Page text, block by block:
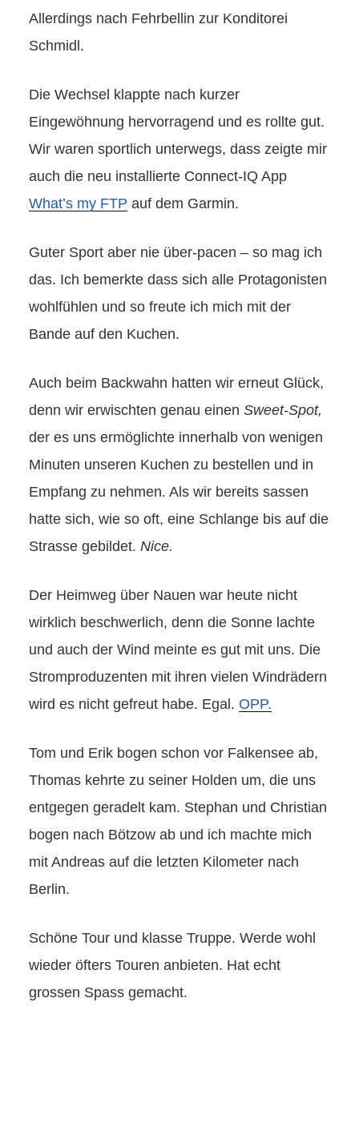
Allerdings nach Fehrbellin zur Konditorei
Schmidl.
Die Wechsel klappte nach kurzer
Eingewöhnung hervorragend und es rollte gut.
Wir waren sportlich unterwegs, dass zeigte mir
auch die neu installierte Connect-IQ App
What’s my FTP auf dem Garmin.
Guter Sport aber nie über-pacen – so mag ich
das. Ich bemerkte dass sich alle Protagonisten
wohlfühlen und so freute ich mich mit der
Bande auf den Kuchen.
Auch beim Backwahn hatten wir erneut Glück,
denn wir erwischten genau einen Sweet-Spot,
der es uns ermöglichte innerhalb von wenigen
Minuten unseren Kuchen zu bestellen und in
Empfang zu nehmen. Als wir bereits sassen
hatte sich, wie so oft, eine Schlange bis auf die
Strasse gebildet. Nice.
Der Heimweg über Nauen war heute nicht
wirklich beschwerlich, denn die Sonne lachte
und auch der Wind meinte es gut mit uns. Die
Stromproduzenten mit ihren vielen Windrädern
wird es nicht gefreut habe. Egal. OPP.
Tom und Erik bogen schon vor Falkensee ab,
Thomas kehrte zu seiner Holden um, die uns
entgegen geradelt kam. Stephan und Christian
bogen nach Bötzow ab und ich machte mich
mit Andreas auf die letzten Kilometer nach
Berlin.
Schöne Tour und klasse Truppe. Werde wohl
wieder öfters Touren anbieten. Hat echt
grossen Spass gemacht.